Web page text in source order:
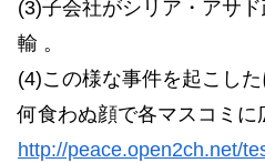
(3)子会社がシリア・アサ
輸 。
(4)この様な事件を起こし
何食わぬ顔で各マスコミに
http://peace.open2ch.net/